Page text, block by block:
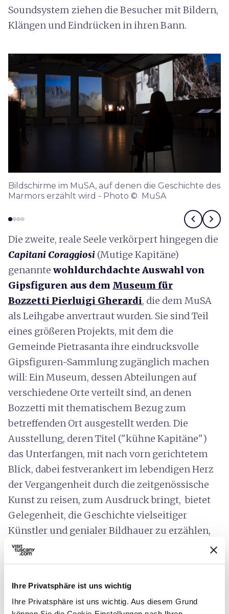
Ihre Privatsphäre ist uns wichtig
Ihre Privatsphäre ist uns wichtig. Aus diesem Grund
Soundsystem ziehen die Besucher mit Bildern,
Klängen und Eindrücken in ihren Bann.
Bildschirme im MuSA, auf denen die Geschichte des
Marmors erzählt wird - Photo © MuSA
chevron_left chevron_right
Die zweite, reale Seele verkörpert hingegen die
Capitani Coraggiosi (Mutige Kapitäne)
genannte wohldurchdachte Auswahl von
Gipsfiguren aus dem Museum für
Bozzetti Pierluigi Gherardi, die dem MuSA
als Leihgabe anvertraut wurden. Sie sind Teil
eines größeren Projekts, mit dem die
Gemeinde Pietrasanta ihre eindrucksvolle
Gipsfiguren-Sammlung zugänglich machen
will: Ein Museum, dessen Abteilungen auf
verschiedene Orte verteilt sind, an denen
Bozzetti mit thematischem Bezug zum
betreffenden Ort ausgestellt werden. Die
Ausstellung, deren Titel ("kühne Kapitäne")
das Unterfangen, mit nach vorn gerichtetem
Blick, dabei festverankert im lebendigen Herz
der Vergangenheit durch die zeitgenössische
Kunst zu reisen, zum Ausdruck bringt, bietet
Gelegenheit, die Geschichte vielseitiger
Künstler und genialer Bildhauer zu erzählen,
die dazu beigetragen haben, dass
Pietrasanta
im 19. und 20. Jahrhundert ein bedeutendes